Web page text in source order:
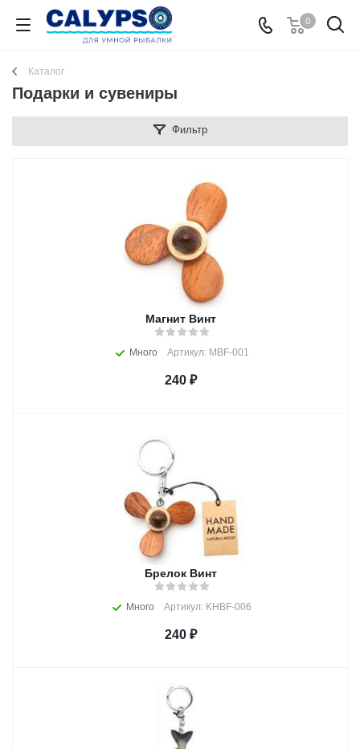
0
Каталог
Подарки и сувениры
Фильтр
Магнит Винт
Много Артикул: MBF-001
240 ₽
Брелок Винт
Много Артикул: KHBF-006
240 ₽